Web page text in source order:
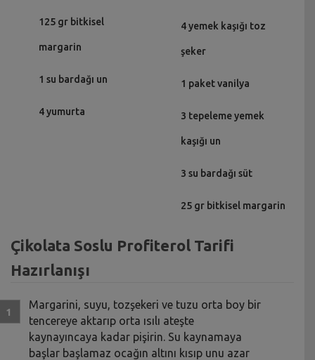
125 gr bitkisel
margarin
1 su bardağı un
4 yumurta
4 yemek kaşığı toz
şeker
1 paket vanilya
3 tepeleme yemek
kaşığı un
3 su bardağı süt
25 gr bitkisel margarin
Çikolata Soslu Profiterol Tarifi
Hazırlanışı
Margarini, suyu, tozşekeri ve tuzu orta boy bir
tencereye aktarıp orta ısılı ateşte
kaynayıncaya kadar pişirin. Su kaynamaya
başlar başlamaz ocağın altını kısıp unu azar